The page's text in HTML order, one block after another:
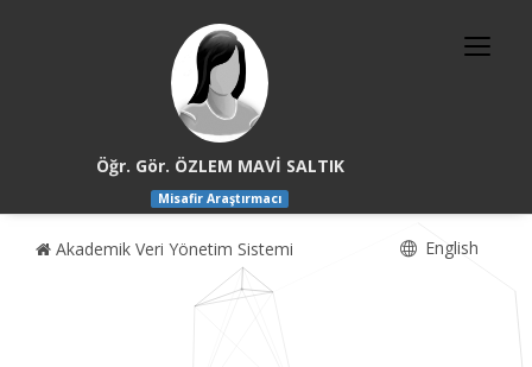
Öğr. Gör. ÖZLEM MAVİ SALTIK
Misafir Araştırmacı
Akademik Veri Yönetim Sistemi English